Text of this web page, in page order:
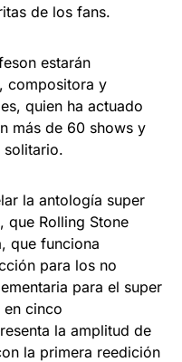
de los fans.
estarán
compositora y
quien ha actuado
más de 60 shows y
solitario.
la antología super
que Rolling Stone
que funciona
para los no
para el super
en cinco
la amplitud de
la primera reedición